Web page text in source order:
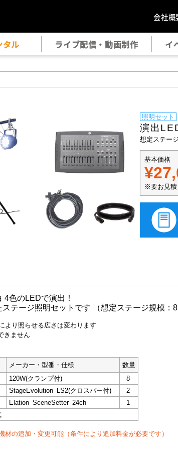
会社概
タル ライブ配信・動画制作 イ
照明セット
演出
想定ステー
基本価格
※要お見積
4色のLEDで演出！
テージ照明セットです （想定ステージ規模：
より照らせる広さは変わります
きません
メーカー・型番・仕様
数量
120W(クランプ付)
8
StageEvolution LS2(クロスバー付)
2
Elation SceneSetter 24ch
1
材の追加・変更可能（条件により追加料金が必要です）